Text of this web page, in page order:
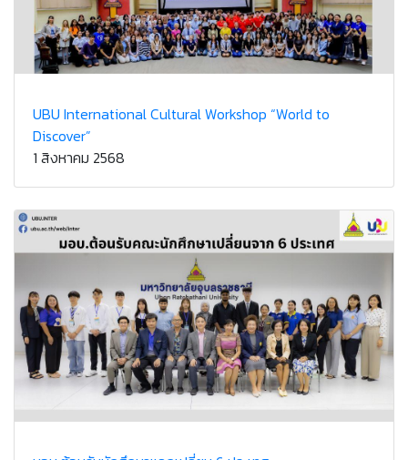
UBU International Cultural Workshop “World to
Discover”
1 สิงหาคม 2568